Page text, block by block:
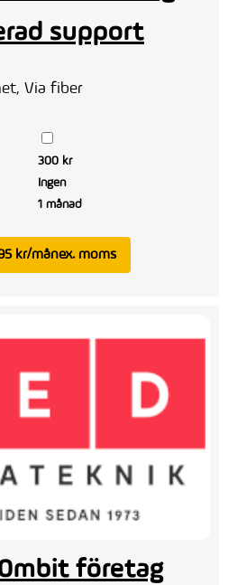
support
Via fiber
300 kr
Ingen
1 månad
kr/månex. moms
företag